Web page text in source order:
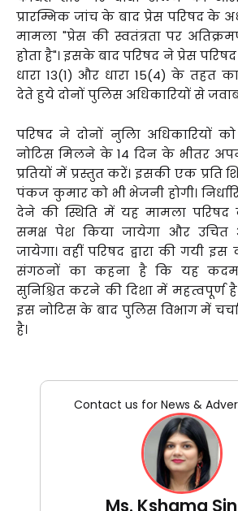
प्रारम्भिक जांच के बाद प्रेस परिषद के
मामला "प्रेस की स्वतंत्रता पर
होता है"। इसके बाद परिषद ने प्रेस
धारा 13(1) और धारा 15(4) के तहत
देते हुये दोनों पुलिस अधिकारियों से
परिषद ने दोनों नुलिा अधिकारियों
नोटिस मिलने के 14 दिन के भीतर
प्रतियों में प्रस्तुत करें। इसकी एक प्रति
पंकज कुमार को भी भेजनी होगी।
देने की स्थिति में यह मामला
समक्ष पेश किया जायेगा और उचित
जायेगा। वहीं परिषद द्वारा की गयी इस
संगठनों का कहना है कि यह कदम
सुनिश्चित करने की दिशा में महत्वपूर्ण
इस नोटिस के बाद पुलिस विभाग में
है।
Contact us for News &
Ms. Kshama